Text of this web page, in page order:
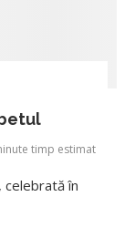
timp estimat
celebrată în